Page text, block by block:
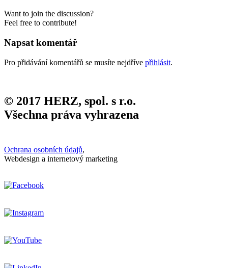
Want to join the discussion?
Feel free to contribute!
Napsat komentář
Pro přidávání komentářů se musíte nejdříve přihlásit.
© 2017 HERZ, spol. s r.o.
Všechna práva vyhrazena
Ochrana osobních údajů,
Webdesign a internetový marketing